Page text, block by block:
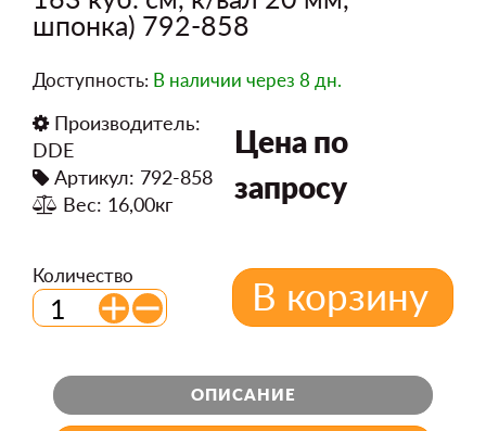
шпонка) 792-858
Доступность: В наличии через 8 дн.
Производитель:
DDE
Артикул: 792-858
Вес: 16,00кг
Цена по
запросу
Количество В корзину
ОПИСАНИЕ